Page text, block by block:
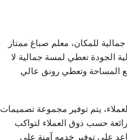
للمكان، معلم صباغ ممتاز
الجودة تعطي لمسة جمالية لا
مع المساحة وتعطي رونق عالي
يتم توفير مجموعة تصميمات
حسب ذوق العملاء لتواكب
على توفير خدمه آمنة على